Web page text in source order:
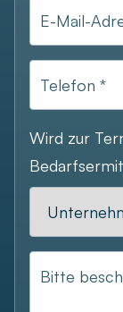
E-Mail-
Telefon *
Wird zur
Bitte